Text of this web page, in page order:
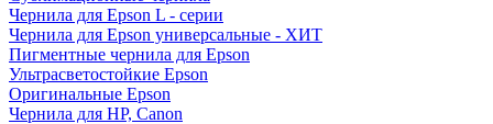
Чернила для Epson L - серии
Чернила для Epson универсальные - ХИТ
Пигментные чернила для Epson
Ультрасветостойкие Epson
Оригинальные Epson
Чернила для HP, Canon